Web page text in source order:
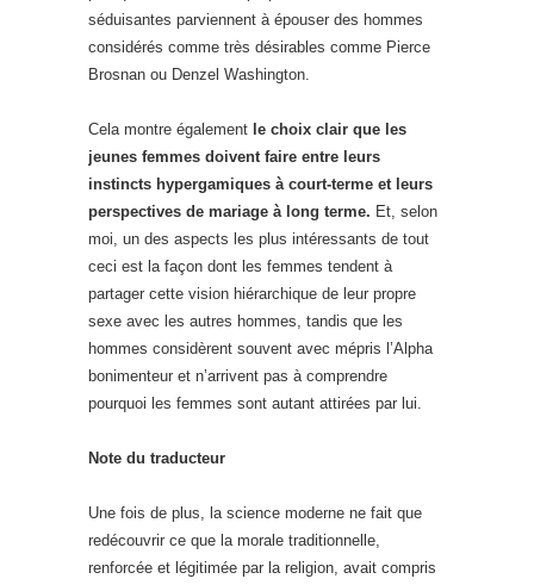
séduisantes parviennent à épouser des hommes
considérés comme très désirables comme Pierce
Brosnan ou Denzel Washington.
Cela montre également le choix clair que les
jeunes femmes doivent faire entre leurs
instincts hypergamiques à court-terme et leurs
perspectives de mariage à long terme. Et, selon
moi, un des aspects les plus intéressants de tout
ceci est la façon dont les femmes tendent à
partager cette vision hiérarchique de leur propre
sexe avec les autres hommes, tandis que les
hommes considèrent souvent avec mépris l’Alpha
bonimenteur et n’arrivent pas à comprendre
pourquoi les femmes sont autant attirées par lui.
Note du traducteur
Une fois de plus, la science moderne ne fait que
redécouvrir ce que la morale traditionnelle,
renforcée et légitimée par la religion, avait compris